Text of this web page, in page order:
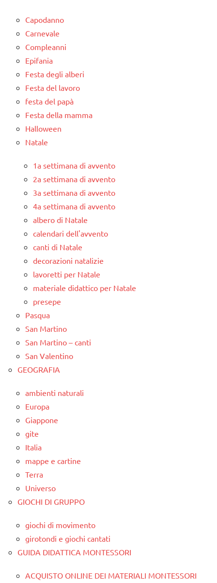
PER ETA'
TUTTI GLI
ARTICOLI
Capodanno
Carnevale
Compleanni
Epifania
Festa degli alberi
Festa del lavoro
festa del papà
Festa della mamma
Halloween
Natale
1a settimana di avvento
2a settimana di avvento
3a settimana di avvento
4a settimana di avvento
albero di Natale
calendari dell'avvento
canti di Natale
decorazioni natalizie
lavoretti per Natale
materiale didattico per Natale
presepe
Pasqua
San Martino
San Martino – canti
San Valentino
GEOGRAFIA
ambienti naturali
Europa
Giappone
gite
Italia
mappe e cartine
Terra
Universo
GIOCHI DI GRUPPO
giochi di movimento
girotondi e giochi cantati
GUIDA DIDATTICA MONTESSORI
ACQUISTO ONLINE DEI MATERIALI MONTESSORI